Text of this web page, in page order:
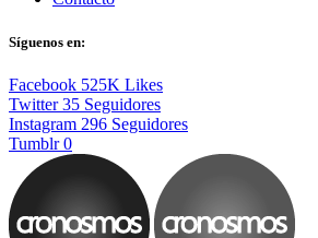
Síguenos en:
Facebook 525K Likes
Twitter 35 Seguidores
Instagram 296 Seguidores
Tumblr 0